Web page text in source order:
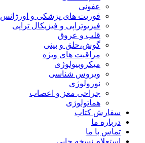
عفونی
فوریت های پزشکی و اورژانس
فیزیوتراپی و فیزیکال تراپی
قلب و عروق
گوش،حلق و بینی
مراقبت های ویژه
میکروبیولوژی
ویروس شناسی
نورولوژی
جراحی مغز و اعصاب
هماتولوژی
سفارش کتاب
درباره ما
تماس با ما
استعلام نسخه چاپی